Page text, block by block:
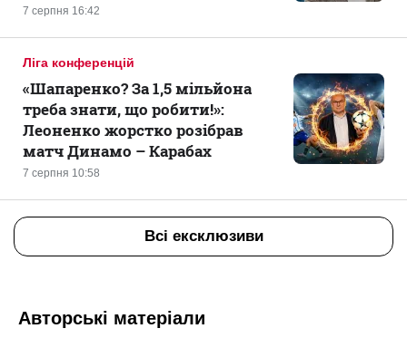
7 серпня 16:42
Ліга конференцій
7 серпня 10:58
«Шапаренко? За 1,5 мільйона
треба знати, що робити!»:
Леоненко жорстко розібрав
матч Динамо – Карабах
Всі ексклюзиви
Авторські матеріали